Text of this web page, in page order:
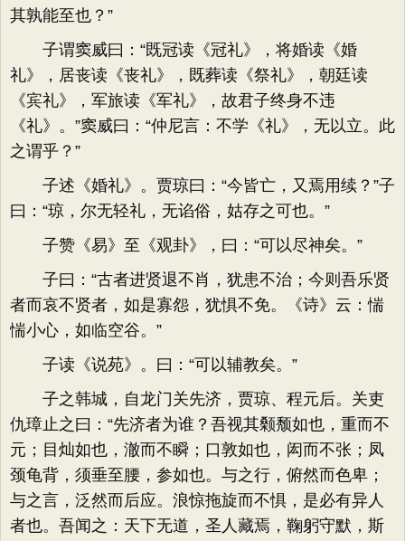
其孰能至也？”
子谓窦威曰：“既冠读《冠礼》，将婚读《婚
礼》，居丧读《丧礼》，既葬读《祭礼》，朝廷读
《宾礼》，军旅读《军礼》，故君子终身不违
《礼》。”窦威曰：“仲尼言：不学《礼》，无以立。此
之谓乎？”
子述《婚礼》。贾琼曰：“今皆亡，又焉用续？”子
曰：“琼，尔无轻礼，无谄俗，姑存之可也。”
子赞《易》至《观卦》，曰：“可以尽神矣。”
子曰：“古者进贤退不肖，犹患不治；今则吾乐贤
者而哀不贤者，如是寡怨，犹惧不免。《诗》云：惴
惴小心，如临空谷。”
子读《说苑》。曰：“可以辅教矣。”
子之韩城，自龙门关先济，贾琼、程元后。关吏
仇璋止之曰：“先济者为谁？吾视其颡颓如也，重而不
元；目灿如也，澈而不瞬；口敦如也，闳而不张；凤
颈龟背，须垂至腰，参如也。与之行，俯然而色卑；
与之言，泛然而后应。浪惊拖旋而不惧，是必有异人
者也。吾闻之：天下无道，圣人藏焉，鞠躬守默，斯